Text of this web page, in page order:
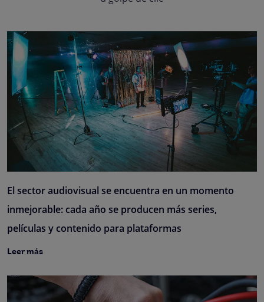
El sector audiovisual se encuentra en un momento
inmejorable: cada año se producen más series,
películas y contenido para plataformas
Leer más